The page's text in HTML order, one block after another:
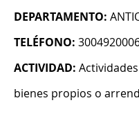
DEPARTAMENTO:
TELÉFONO:
ACTIVIDAD:
bienes propios o